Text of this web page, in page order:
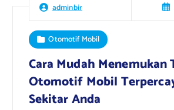
adminbir
Otomotif Mobil
Cara Mudah Menemukan
Otomotif Mobil
Sekitar Anda